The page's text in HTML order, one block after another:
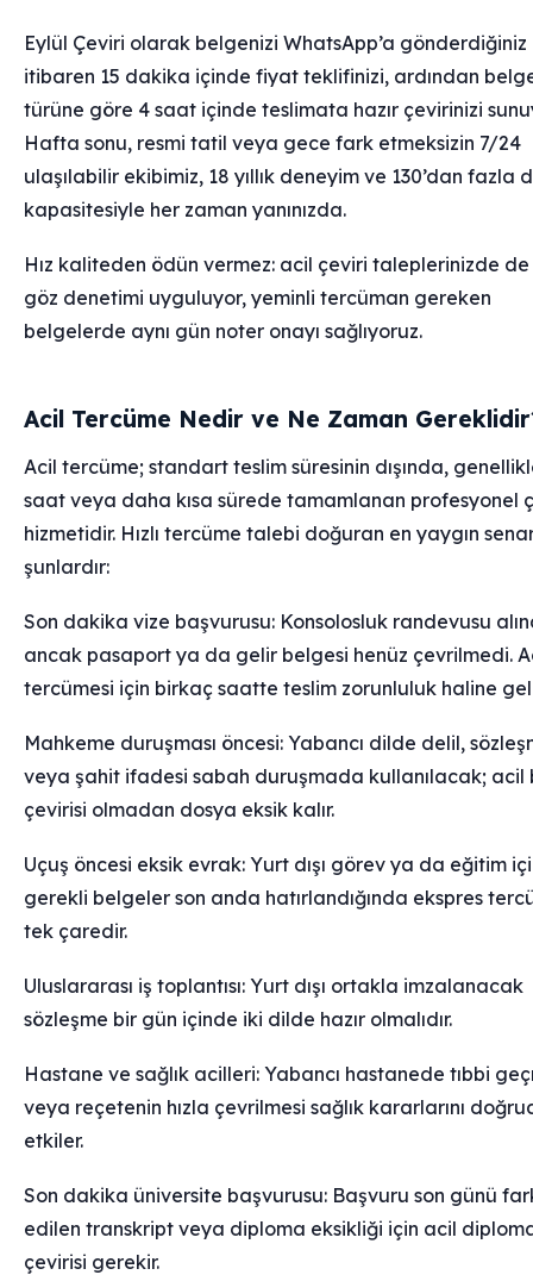
Eylül Çeviri olarak belgenizi WhatsApp’a
itibaren 15 dakika içinde fiyat teklifinizi, ardından
türüne göre 4 saat içinde teslimata hazır çevirinizi
Hafta sonu, resmi tatil veya gece fark etmeksizin 7/24
ulaşılabilir ekibimiz, 18 yıllık deneyim ve 130’dan fazla
kapasitesiyle her zaman yanınızda.
Hız kaliteden ödün vermez: acil çeviri taleplerinizde
göz denetimi uyguluyor, yeminli tercüman gereken
belgelerde aynı gün noter onayı sağlıyoruz.
Acil Tercüme Nedir ve Ne Zaman
Acil tercüme; standart teslim süresinin dışında,
saat veya daha kısa sürede tamamlanan profesyonel
hizmetidir. Hızlı tercüme talebi doğuran en yaygın
şunlardır:
Son dakika vize başvurusu: Konsolosluk randevusu
ancak pasaport ya da gelir belgesi henüz çevrilmedi.
tercümesi için birkaç saatte teslim zorunluluk haline
Mahkeme duruşması öncesi: Yabancı dilde delil,
veya şahit ifadesi sabah duruşmada kullanılacak; acil
çevirisi olmadan dosya eksik kalır.
Uçuş öncesi eksik evrak: Yurt dışı görev ya da eğitim
gerekli belgeler son anda hatırlandığında ekspres
tek çaredir.
Uluslararası iş toplantısı: Yurt dışı ortakla imzalanacak
sözleşme bir gün içinde iki dilde hazır olmalıdır.
Hastane ve sağlık acilleri: Yabancı hastanede tıbbi
veya reçetenin hızla çevrilmesi sağlık kararlarını
etkiler.
Son dakika üniversite başvurusu: Başvuru son günü
edilen transkript veya diploma eksikliği için acil
çevirisi gerekir.